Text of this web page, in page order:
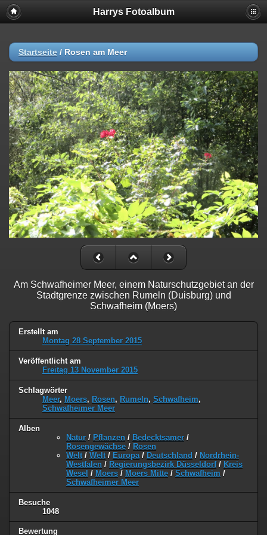
Harrys Fotoalbum
Startseite / Rosen am Meer
Am Schwafheimer Meer, einem Naturschutzgebiet an der
Stadtgrenze zwischen Rumeln (Duisburg) und
Schwafheim (Moers)
Erstellt am
Montag 28 September 2015
Veröffentlicht am
Freitag 13 November 2015
Schlagwörter
Meer, Moers, Rosen, Rumeln, Schwafheim,
Schwafheimer Meer
Alben
Natur / Pflanzen / Bedecktsamer /
Rosengewächse / Rosen
Welt / Welt / Europa / Deutschland / Nordrhein-
Westfalen / Regierungsbezirk Düsseldorf/ Kreis
Wesel / Moers / Moers Mitte / Schwafheim /
Schwafheimer Meer
Besuche
1048
Bewertung